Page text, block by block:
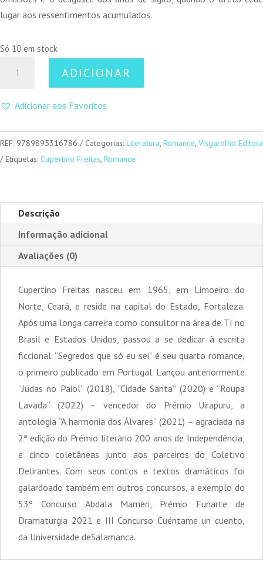
lugar aos ressentimentos acumulados.
Só 10 em stock
Que
Eu
Sei
ADICIONAR
Adicionar aos Favoritos
REF: 9789895316786 Categorias: Literatura, Romance, Visgarolho Editora
Etiquetas: Cupertino Freitas, Romance
Descrição
Informação adicional
Avaliações (0)
Cupertino Freitas nasceu em 1965, em Limoeiro do
Norte, Ceará, e reside na capital do Estado, Fortaleza.
Após uma longa carreira como consultor na área de TI no
Brasil e Estados Unidos, passou a se dedicar à escrita
ficcional. “Segredos que só eu sei” é seu quarto romance,
o primeiro publicado em Portugal. Lançou anteriormente
“Judas no Paiol” (2018), “Cidade Santa” (2020) e “Roupa
Lavada” (2022) – vencedor do Prémio Uirapuru, a
antologia “A harmonia dos Álvares” (2021) – agraciada na
2ª edição do Prémio literário 200 anos de Independência,
e cinco coletâneas junto aos parceiros do Coletivo
Delirantes. Com seus contos e textos dramáticos foi
galardoado também em outros concursos, a exemplo do
53º Concurso Abdala Mameri, Prémio Funarte de
Dramaturgia 2021 e III Concurso Cuéntame un cuento,
da Universidade deSalamanca.